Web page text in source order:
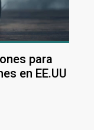
para
en EE.UU